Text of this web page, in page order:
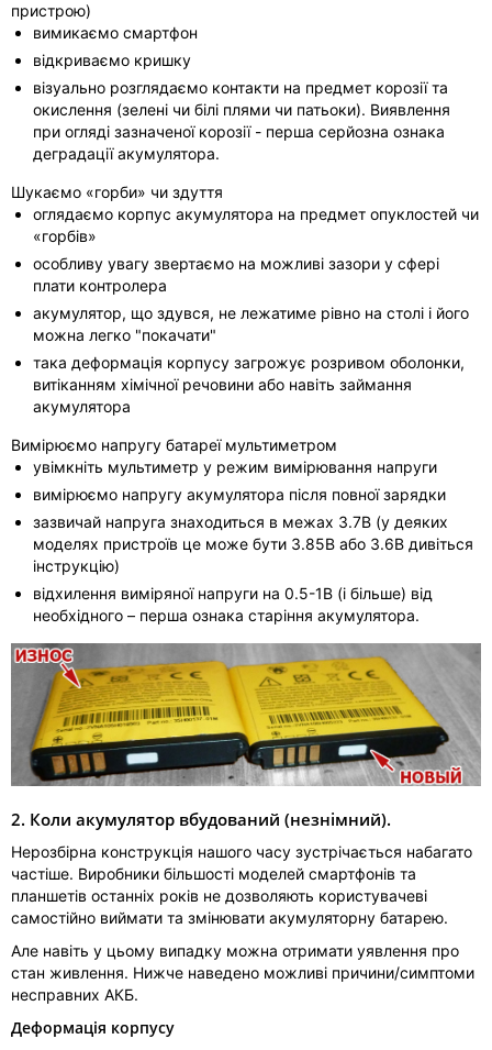
пристрою)
вимикаємо смартфон
відкриваємо кришку
візуально розглядаємо контакти на предмет корозії та
окислення (зелені чи білі плями чи патьоки). Виявлення
при огляді зазначеної корозії - перша серйозна ознака
деградації акумулятора.
Шукаємо «горби» чи здуття
оглядаємо корпус акумулятора на предмет опуклостей чи
«горбів»
особливу увагу звертаємо на можливі зазори у сфері
плати контролера
акумулятор, що здувся, не лежатиме рівно на столі і його
можна легко "покачати"
така деформація корпусу загрожує розривом оболонки,
витіканням хімічної речовини або навіть займання
акумулятора
Вимірюємо напругу батареї мультиметром
увімкніть мультиметр у режим вимірювання напруги
вимірюємо напругу акумулятора після повної зарядки
зазвичай напруга знаходиться в межах 3.7В (у деяких
моделях пристроїв це може бути 3.85В або 3.6В дивіться
інструкцію)
відхилення виміряної напруги на 0.5-1В (і більше) від
необхідного – перша ознака старіння акумулятора.
2. Коли акумулятор вбудований (незнімний).
Нерозбірна конструкція нашого часу зустрічається набагато
частіше. Виробники більшості моделей смартфонів та
планшетів останніх років не дозволяють користувачеві
самостійно виймати та змінювати акумуляторну батарею.
Але навіть у цьому випадку можна отримати уявлення про
стан живлення. Нижче наведено можливі причини/симптоми
несправних АКБ.
Деформація корпусу